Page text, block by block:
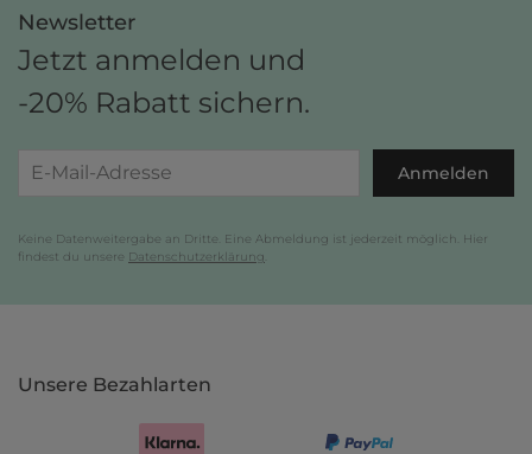
Newsletter
Jetzt anmelden und
-20% Rabatt sichern.
Anmelden
Keine Datenweitergabe an Dritte. Eine Abmeldung ist jederzeit möglich. Hier
findest du unsere Datenschutzerklärung
Unsere Bezahlarten